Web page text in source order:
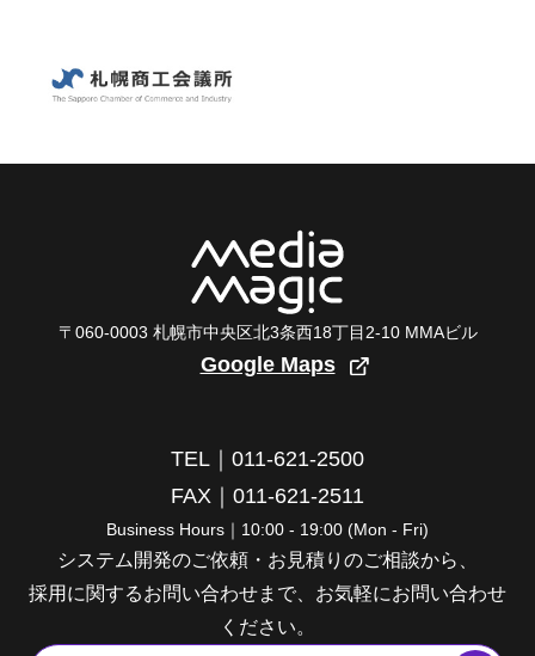
〒060-0003 札幌市中央区北3条西18丁目2-10 MMAビル
Google Maps
TEL｜011-621-2500
FAX｜011-621-2511
Business Hours｜10:00 - 19:00 (Mon - Fri)
システム開発のご依頼・お見積りのご相談から、
採用に関するお問い合わせまで、お気軽にお問い合わせ
ください。